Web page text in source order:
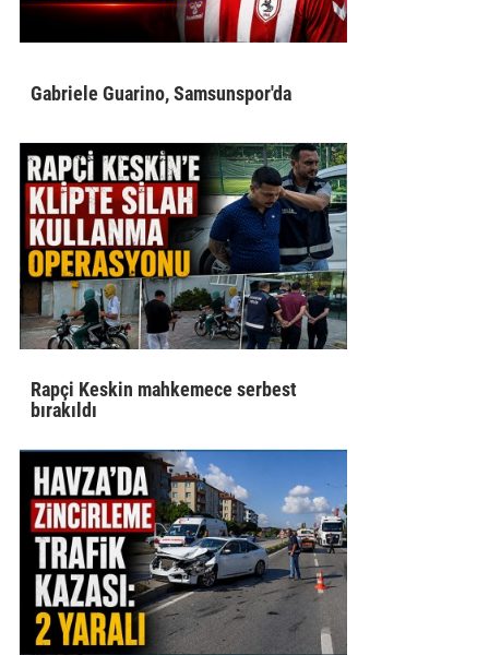
Gabriele Guarino, Samsunspor'da
Rapçi Keskin mahkemece serbest
bırakıldı